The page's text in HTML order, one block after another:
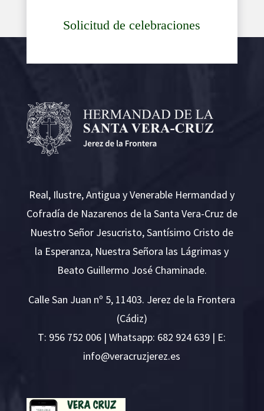
Solicitud de celebraciones
Real, Ilustre, Antigua y Venerable Hermandad y
Cofradía de Nazarenos de la Santa Vera-Cruz de
Nuestro Señor Jesucristo, Santísimo Cristo de
la Esperanza, Nuestra Señora las Lágrimas y
Beato Guillermo José Chaminade.
Calle San Juan nº 5, 11403. Jerez de la Frontera
(Cádiz)
T: 956 752 006 | Whatsapp: 682 924 639 | E:
se.ze
rejzu
rcare
v@ofn
i